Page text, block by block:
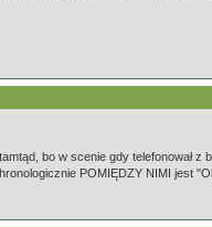
bo w scenie gdy telefonował
POMIĘDZY NIMI jest